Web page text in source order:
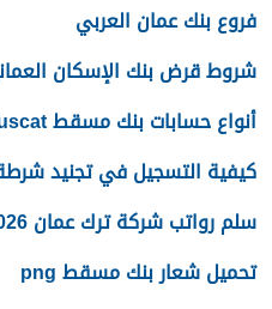
فروع بنك عمان العربي
شروط قرض بنك الإسكان
أنواع حسابات بنك مسقط Bank Muscat
كيفية التسجيل في تجنيد شرطة
سلم رواتب شركة ترك عمان 2026
تحميل شعار بنك مسقط png